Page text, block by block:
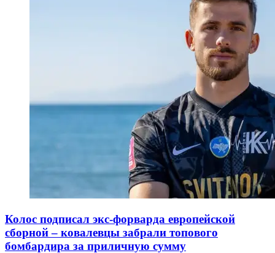
Колос подписал экс-форварда европейской
сборной – ковалевцы забрали топового
бомбардира за приличную сумму